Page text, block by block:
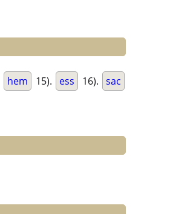
hem 15). ess 16). sac